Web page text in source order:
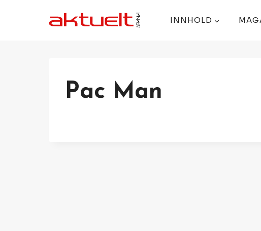
INNHOLD
Pac Man